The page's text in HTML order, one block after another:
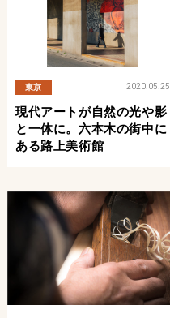
東京 2020.05.25
現代アートが自然の光や影
と一体に。六本木の街中に
ある路上美術館